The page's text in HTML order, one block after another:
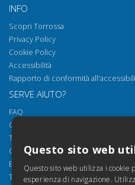
INFO
Scopri Torrossa
Privacy Policy
Cookie Policy
Accessibilità
Rapporto di conformità
SERVE AIUTO?
FAQ
Come aprire i nostri documenti
Torrossa Reader
Condizioni d'uso
Email:
helpdesk@torrossa.com
Tel: +39 055 5018800
Questo sito web
Questo sito web utilizza i cookie
esperienza di navigazione.